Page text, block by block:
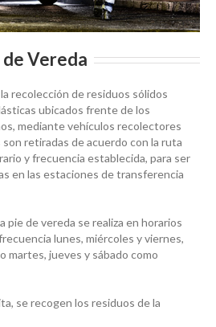
Vereda
recolección de residuos sólidos
ubicados frente de los
mediante vehículos recolectores
retiradas de acuerdo con la ruta
y frecuencia establecida, para ser
en las estaciones de transferencia
pie de vereda se realiza en horarios
lunes, miércoles y viernes,
martes, jueves y sábado como
se recogen los residuos de la